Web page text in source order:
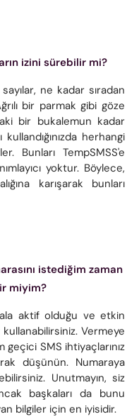
izini sürebilir mi?
ne kadar sıradan
bir parmak gibi göze
bir bukalemun kadar
herhangi
Bunları TempSMSS'e
yoktur. Böylece,
karışarak bunları
istediğim zaman
miyim?
aktif olduğu ve etkin
Vermeye
SMS ihtiyaçlarınız
düşünün. Numaraya
Unutmayın, siz
başkaları da bunu
bilgiler için en iyisidir.